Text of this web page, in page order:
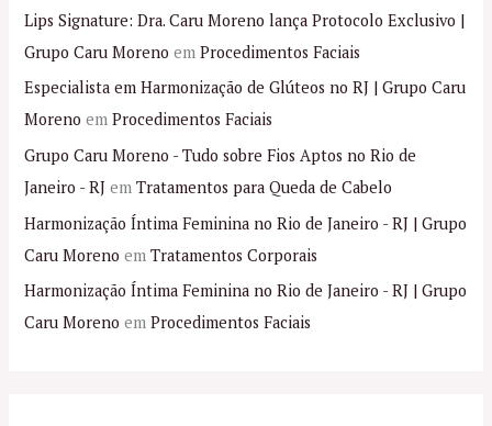
Lips Signature: Dra. Caru Moreno lança Protocolo Exclusivo |
Grupo Caru Moreno emProcedimentos Faciais
Especialista em Harmonização de Glúteos no RJ | Grupo Caru
Moreno emProcedimentos Faciais
Grupo Caru Moreno - Tudo sobre Fios Aptos no Rio de
Janeiro - RJ emTratamentos para Queda de Cabelo
Harmonização Íntima Feminina no Rio de Janeiro - RJ | Grupo
Caru Moreno emTratamentos Corporais
Harmonização Íntima Feminina no Rio de Janeiro - RJ | Grupo
Caru Moreno emProcedimentos Faciais